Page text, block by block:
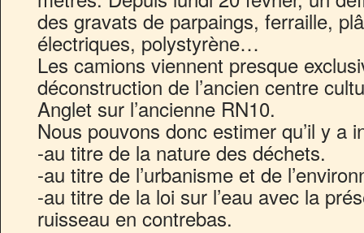
des gravats de parpaings, ferraille,
électriques, polystyrène…
Les camions viennent presque
déconstruction de l’ancien centre
Anglet sur l’ancienne RN10.
Nous pouvons donc estimer qu’il y a
-au titre de la nature des déchets.
-au titre de l’urbanisme et de
-au titre de la loi sur l’eau avec la
ruisseau en contrebas.